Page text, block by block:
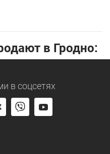
в Гродно:
в соцсетях